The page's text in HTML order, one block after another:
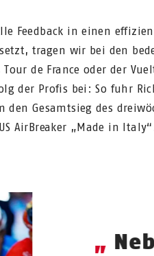
Feedback in einen
tragen wir bei den
de France oder der
der Profis bei: So fuhr
den Gesamtsieg des
AirBreaker „Made in